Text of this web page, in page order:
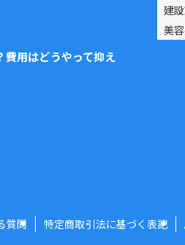
用はどうやって抑え
建
美
質問 特定商取引法に基づく表記